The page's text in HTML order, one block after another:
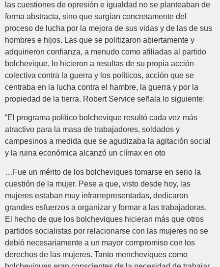
las cuestiones de opresión e igualdad no se planteaban de
forma abstracta, sino que surgían concretamente del
proceso de lucha por la mejora de sus vidas y de las de sus
hombres e hijos. Las que se politizaron abiertamente y
adquirieron confianza, a menudo como afiliadas al partido
bolchevique, lo hicieron a resultas de su propia acción
colectiva contra la guerra y los políticos, acción que se
centraba en la lucha contra el hambre, la guerra y por la
propiedad de la tierra. Robert Service señala lo siguiente:
“El programa político bolchevique resultó cada vez más
atractivo para la masa de trabajadores, soldados y
campesinos a medida que se agudizaba la agitación social
y la ruina económica alcanzó un clímax en oto
…Fue un mérito de los bolcheviques tomarse en serio la
cuestión de la mujer. Pese a que, visto desde hoy, las
mujeres estaban muy infrarrepresentadas, dedicaron
grandes esfuerzos a organizar y formar a las trabajadoras.
El hecho de que los bolcheviques hicieran más que otros
partidos socialistas por relacionarse con las mujeres no se
debió necesariamente a un mayor compromiso con los
derechos de las mujeres. Tanto mencheviques como